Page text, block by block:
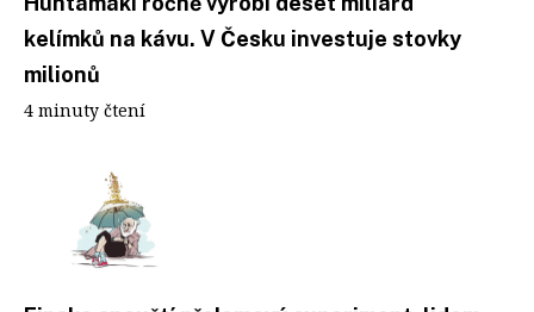
kelímků na kávu. V Česku investuje stovky
milionů
4 minuty čtení